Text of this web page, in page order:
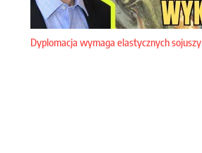
Dyplomacja wymaga elastycznych sojuszy